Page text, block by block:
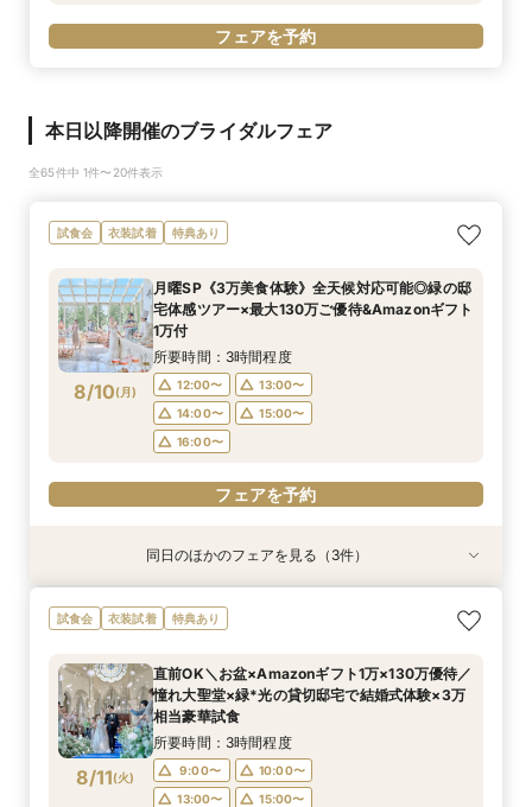
フェアを予約
本日以降開催のブライダルフェア
全65件中 1件〜20件表示
試食会 衣装試着 特典あり
8/10(月)
月曜SP《3万美食体験》全天候対応可能◎緑の邸
宅体感ツアー×最大130万ご優待&Amazonギフト
1万付
所要時間：3時間程度
12:00〜
13:00〜
14:00〜
15:00〜
16:00〜
フェアを予約
衣装試着 特典あり
8/10(月)
《挙式から披露宴までずっと一緒★》自由度抜群
♪ペット婚相談会
12:05〜
13:00〜
15:00〜
フェアを予約
衣装試着 特典あり
8/10(月)
【卒花人気*初めてにオススメ◎】ドレス1着無料
*安心相談会×絶品試食！
12:05〜
13:00〜
15:00〜
フェアを予約
衣装試着 特典あり
8/10(月)
＼パパママ&マタニティも安心★／ダンドリや予
算もイチから相談
12:05〜
13:00〜
15:00〜
フェアを予約
同日のほかのフェアを見る（3件）
試食会 衣装試着 特典あり
8/11(火)
直前OK＼お盆×Amazonギフト1万×130万優待／
憧れ大聖堂×緑*光の貸切邸宅で結婚式体験×3万
相当豪華試食
所要時間：3時間程度
9:00〜
10:00〜
13:00〜
15:00〜